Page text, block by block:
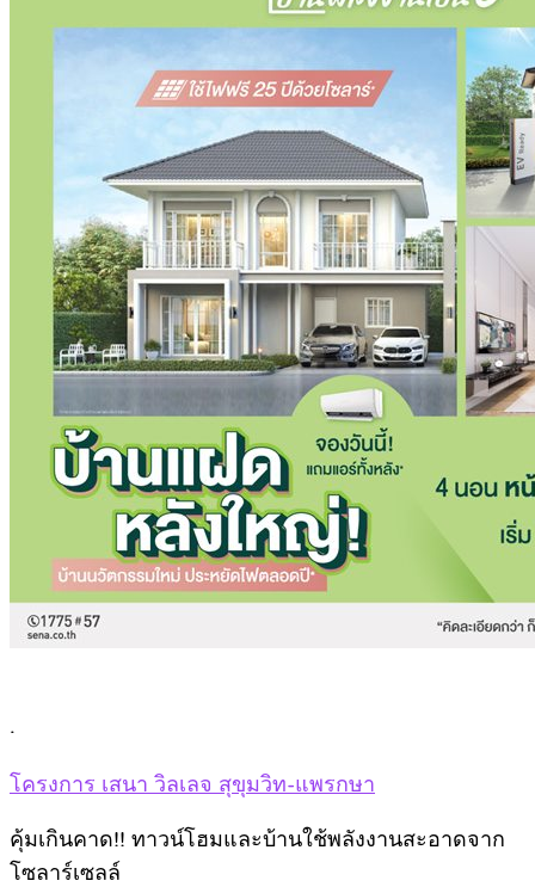
.
โครงการ เสนา วิลเลจ สุขุมวิท-แพรกษา
คุ้มเกินคาด!! ทาวน์โฮมและบ้านใช้พลังงานสะอาดจาก
โซลาร์เซลล์